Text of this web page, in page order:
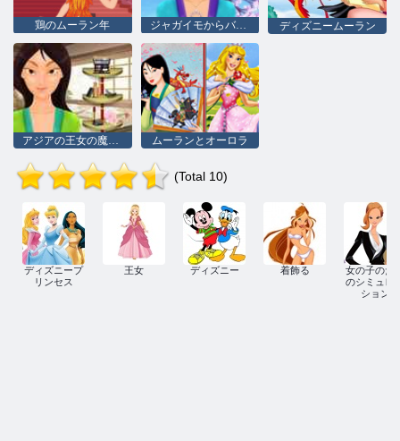
鶏のムーラン年 ジャガイモからバダスへのアジアの王女 ディズニームーラン
アジアの王女の魔法の変身 ムーランとオーロラ
(Total 10)
ディズニープ
リンセス
王女 ディズニー 着飾る
女の子のた
のシミュレ
ション